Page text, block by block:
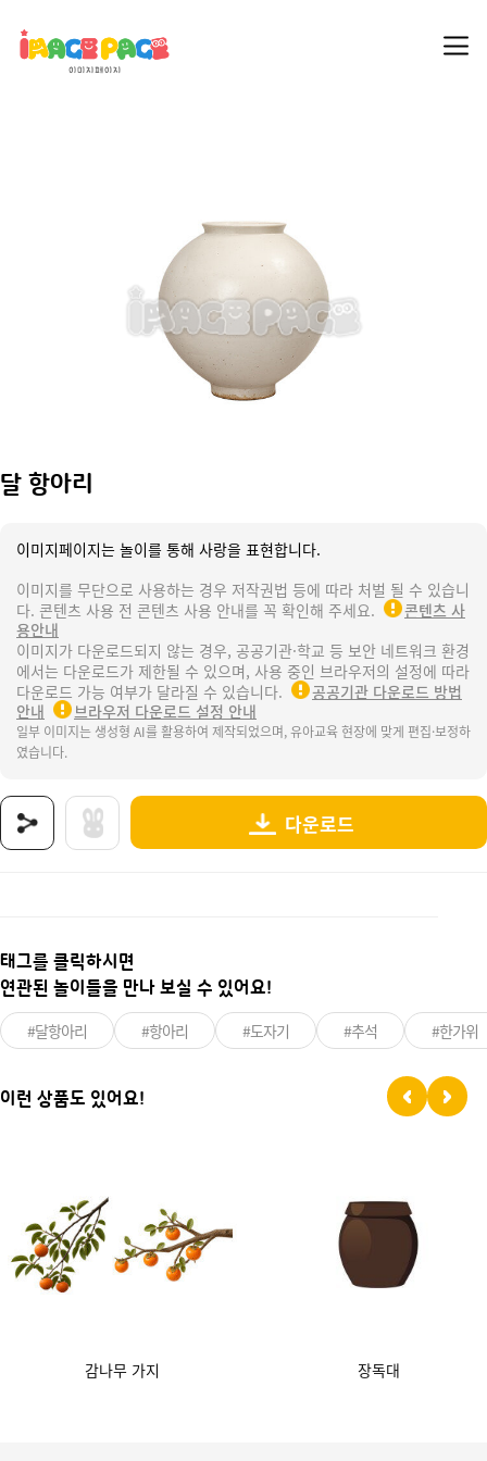
달 항아리
이미지페이지는 놀이를 통해 사랑을 표현합니다.
이미지를 무단으로 사용하는 경우 저작권법 등에 따라 처벌 될 수 있습니
다. 콘텐츠 사용 전 콘텐츠 사용 안내를 꼭 확인해 주세요.
콘텐츠 사
용안내
이미지가 다운로드되지 않는 경우, 공공기관·학교 등 보안 네트워크 환경
에서는 다운로드가 제한될 수 있으며, 사용 중인 브라우저의 설정에 따라
다운로드 가능 여부가 달라질 수 있습니다.
공공기관 다운로드 방법
안내
브라우저 다운로드 설정 안내
일부 이미지는 생성형 AI를 활용하여 제작되었으며, 유아교육 현장에 맞게 편집·보정하
였습니다.
다운로드
태그를 클릭하시면
연관된 놀이들을 만나 보실 수 있어요!
#달항아리 #항아리 #도자기 #추석 #한가위
이런 상품도 있어요!
감나무 가지 장독대